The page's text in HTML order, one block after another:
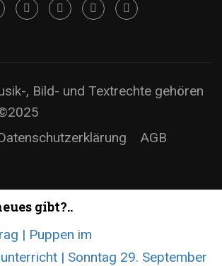
, Bild- und Textrechte gehören
AGB
gibt?..
| Puppen im
| Sonntag 29. September